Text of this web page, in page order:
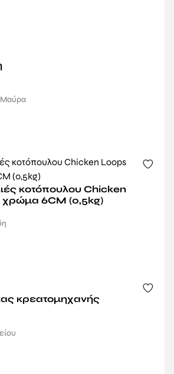
Μαύρα
κοτόπουλου Chicken
χρώμα 6CM (0,5kg)
κρεατομηχανής